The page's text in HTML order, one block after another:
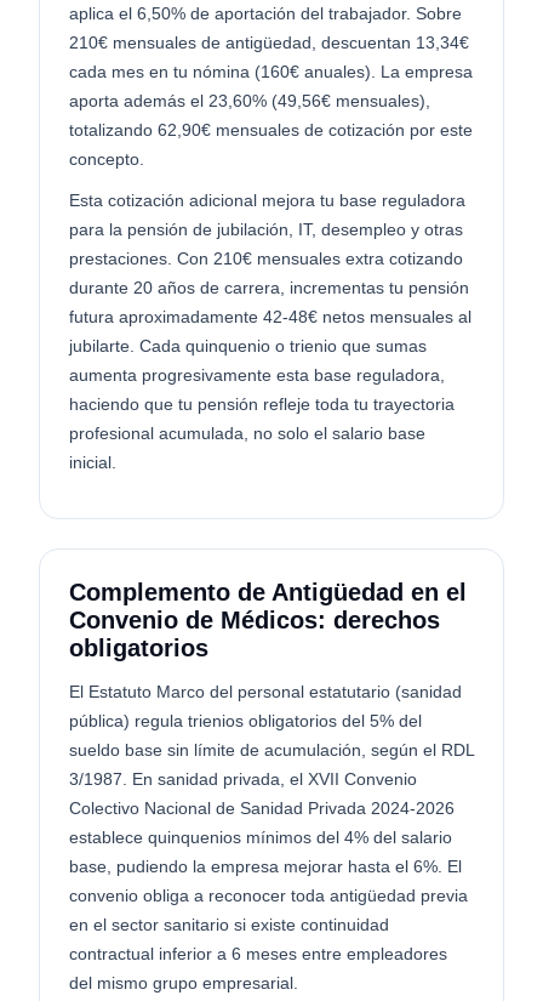
aplica el 6,50% de aportación del trabajador. Sobre
210€ mensuales de antigüedad, descuentan 13,34€
cada mes en tu nómina (160€ anuales). La empresa
aporta además el 23,60% (49,56€ mensuales),
totalizando 62,90€ mensuales de cotización por este
concepto.
Esta cotización adicional mejora tu base reguladora
para la pensión de jubilación, IT, desempleo y otras
prestaciones. Con 210€ mensuales extra cotizando
durante 20 años de carrera, incrementas tu pensión
futura aproximadamente 42-48€ netos mensuales al
jubilarte. Cada quinquenio o trienio que sumas
aumenta progresivamente esta base reguladora,
haciendo que tu pensión refleje toda tu trayectoria
profesional acumulada, no solo el salario base
inicial.
Complemento de Antigüedad en el
Convenio de Médicos: derechos
obligatorios
El Estatuto Marco del personal estatutario (sanidad
pública) regula trienios obligatorios del 5% del
sueldo base sin límite de acumulación, según el RDL
3/1987. En sanidad privada, el XVII Convenio
Colectivo Nacional de Sanidad Privada 2024-2026
establece quinquenios mínimos del 4% del salario
base, pudiendo la empresa mejorar hasta el 6%. El
convenio obliga a reconocer toda antigüedad previa
en el sector sanitario si existe continuidad
contractual inferior a 6 meses entre empleadores
del mismo grupo empresarial.